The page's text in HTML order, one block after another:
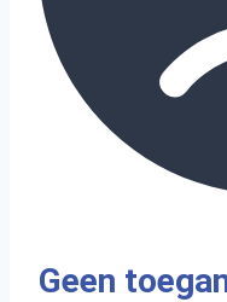
Geen